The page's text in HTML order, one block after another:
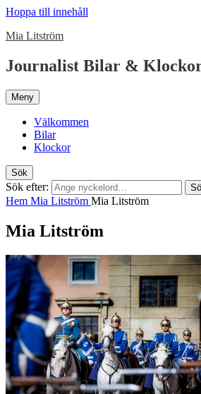
Hoppa till innehåll
Mia Litström
Journalist Bilar &
Meny
Välkommen
Bilar
Klockor
Sök
Sök efter:
Hem Mia Litström Mia Litström
Mia Litström